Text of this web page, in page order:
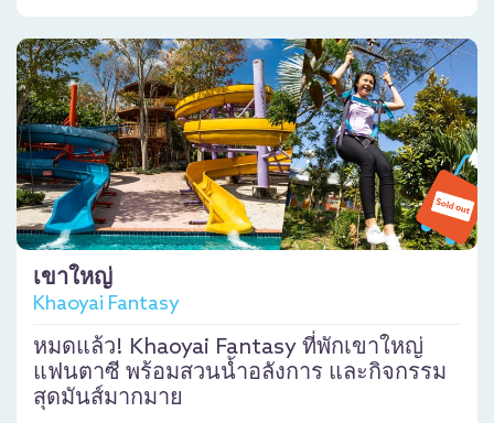
เขาใหญ่
Khaoyai Fantasy
หมดแล้ว! Khaoyai Fantasy ที่พักเขาใหญ่
แฟนตาซี พร้อมสวนน้ำอลังการ และกิจกรรม
สุดมันส์มากมาย